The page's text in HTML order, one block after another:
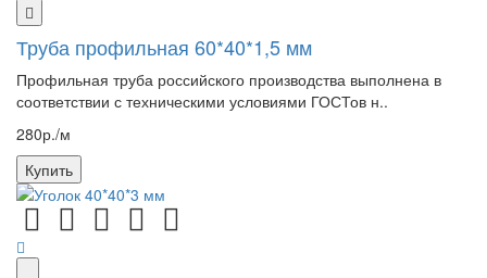
Труба профильная 60*40*1,5 мм
Профильная труба российского производства выполнена в
соответствии с техническими условиями ГОСТов н..
280р./м
Купить